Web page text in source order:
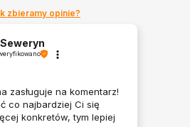
zbieramy opinie?
Seweryn
zasługuje na komentarz!
co najbardziej Ci się
konkretów, tym lepiej